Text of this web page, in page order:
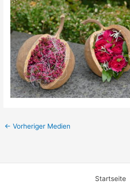
← Vorheriger Medien
Startseite